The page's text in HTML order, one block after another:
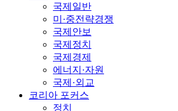
국제일반
미·중전략경쟁
국제안보
국제정치
국제경제
에너지·자원
국제·외교
코리아 포커스
정치